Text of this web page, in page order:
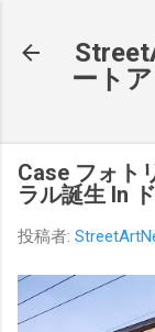
ート
Case フォト
ラル誕生 In
投稿者: